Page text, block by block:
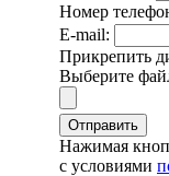
Номер
E-mail:
Прикрепить
Выберите
Отправить
Нажимая
с условиями